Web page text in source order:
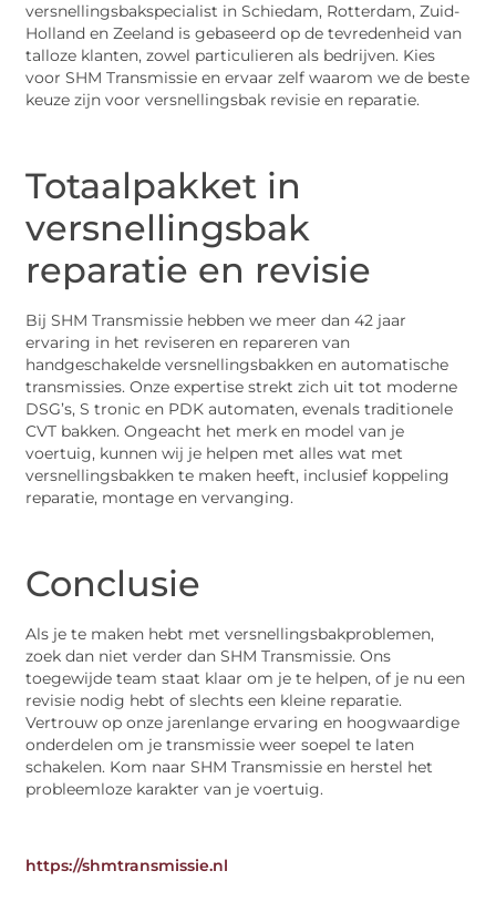
versnellingsbakspecialist in Schiedam, Rotterdam, Zuid-
Holland en Zeeland is gebaseerd op de tevredenheid van
talloze klanten, zowel particulieren als bedrijven. Kies
voor SHM Transmissie en ervaar zelf waarom we de beste
keuze zijn voor versnellingsbak revisie en reparatie.
Totaalpakket in
versnellingsbak
reparatie en revisie
Bij SHM Transmissie hebben we meer dan 42 jaar
ervaring in het reviseren en repareren van
handgeschakelde versnellingsbakken en automatische
transmissies. Onze expertise strekt zich uit tot moderne
DSG’s, S tronic en PDK automaten, evenals traditionele
CVT bakken. Ongeacht het merk en model van je
voertuig, kunnen wij je helpen met alles wat met
versnellingsbakken te maken heeft, inclusief koppeling
reparatie, montage en vervanging.
Conclusie
Als je te maken hebt met versnellingsbakproblemen,
zoek dan niet verder dan SHM Transmissie. Ons
toegewijde team staat klaar om je te helpen, of je nu een
revisie nodig hebt of slechts een kleine reparatie.
Vertrouw op onze jarenlange ervaring en hoogwaardige
onderdelen om je transmissie weer soepel te laten
schakelen. Kom naar SHM Transmissie en herstel het
probleemloze karakter van je voertuig.
https://shmtransmissie.nl